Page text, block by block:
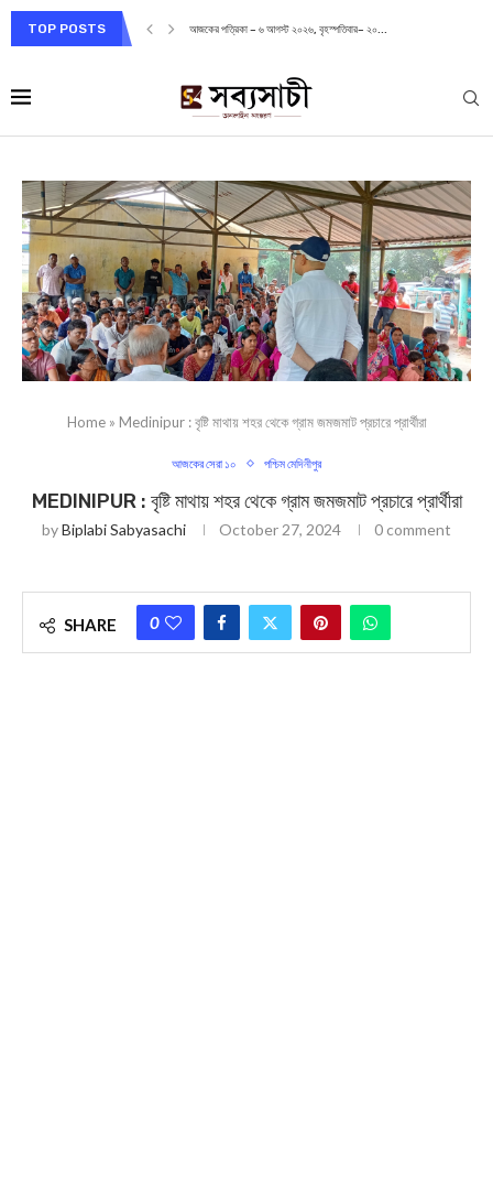
TOP POSTS আজকের পত্রিকা – ৬ আগস্ট ২০২৬, বৃহস্পতিবার– ২০...
Home» Medinipur : বৃষ্টি মাথায় শহর থেকে গ্রাম জমজমাট প্রচারে প্রার্থীরা
আজকের সেরা ১০ পশ্চিম মেদিনীপুর
MEDINIPUR : বৃষ্টি মাথায় শহর থেকে গ্রাম জমজমাট প্রচারে প্রার্থীরা
byBiplabi Sabyasachi October 27, 2024 0 comment
SHARE 0